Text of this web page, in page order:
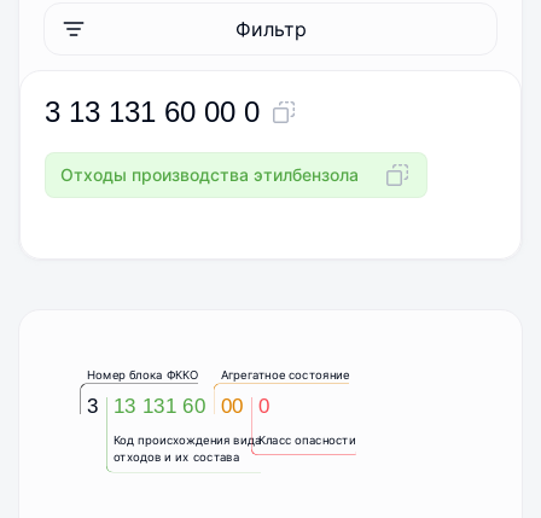
Фильтр
3 13 131 60 00 0
Отходы производства этилбензола
3
Номер блока ФККО
Код происхождения вида
отходов и их состава
13 131 60
Агрегатное состояние
00
Класс опасности
0